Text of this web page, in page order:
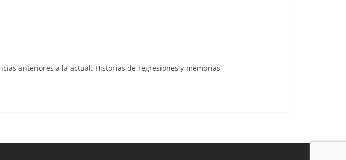
anteriores a la actual. Historias de regresiones y memorias